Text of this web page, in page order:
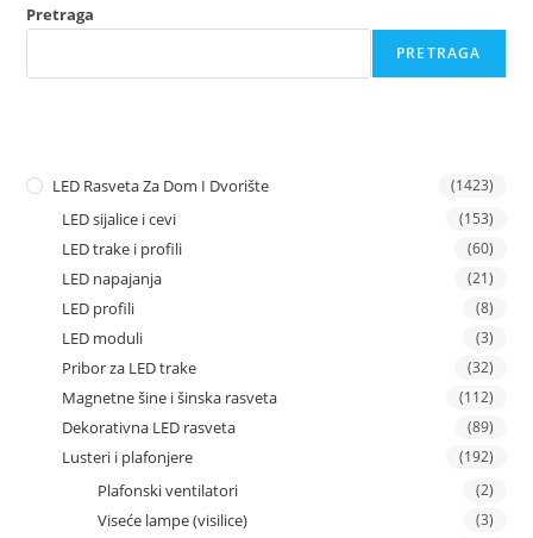
Pretraga
PRETRAGA
LED Rasveta Za Dom I Dvorište (1423)
LED sijalice i cevi (153)
LED trake i profili (60)
LED napajanja (21)
LED profili (8)
LED moduli (3)
Pribor za LED trake (32)
Magnetne šine i šinska rasveta (112)
Dekorativna LED rasveta (89)
Lusteri i plafonjere (192)
Plafonski ventilatori (2)
Viseće lampe (visilice) (3)